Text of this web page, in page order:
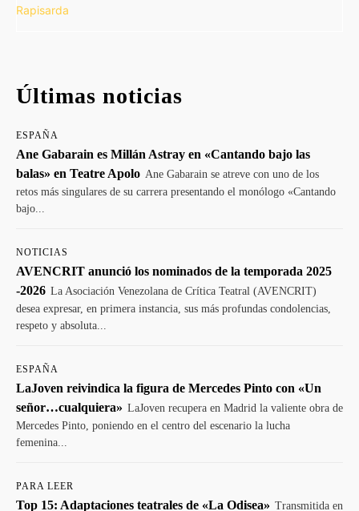
Últimas noticias
ESPAÑA
Ane Gabarain es Millán Astray en «Cantando bajo las
balas» en Teatre Apolo Ane Gabarain se atreve con uno de los
retos más singulares de su carrera presentando el monólogo «Cantando
bajo...
NOTICIAS
AVENCRIT anunció los nominados de la temporada 2025
-2026 La Asociación Venezolana de Crítica Teatral (AVENCRIT)
desea expresar, en primera instancia, sus más profundas condolencias,
respeto y absoluta...
ESPAÑA
LaJoven reivindica la figura de Mercedes Pinto con «Un
señor…cualquiera» LaJoven recupera en Madrid la valiente obra de
Mercedes Pinto, poniendo en el centro del escenario la lucha
femenina...
PARA LEER
Top 15: Adaptaciones teatrales de «La Odisea» Transmitida en